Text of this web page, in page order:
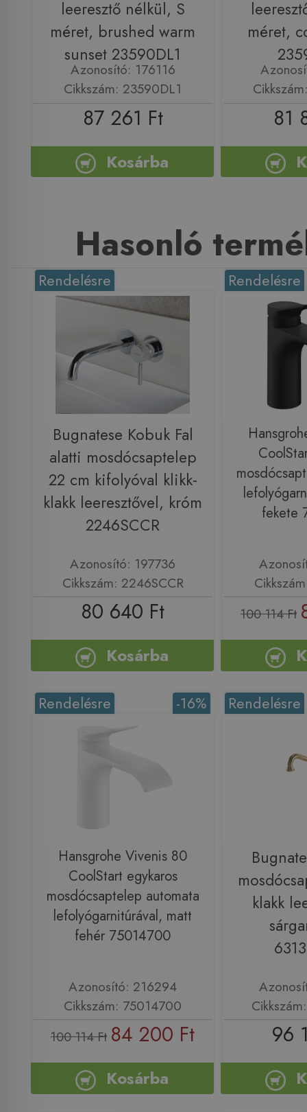
leeresztő nélkül, S
méret, brushed warm
sunset 23590DL1
Azonosító: 176116
Cikkszám: 23590DL1
87 261 Ft
Kosárba
méret,
81
Hasonló
Rendelésre
Bugnatese Kobuk Fal
alatti mosdócsaptelep
22 cm kifolyóval klikk-
klakk leeresztővel, króm
2246SCCR
Azonosító: 197736
Cikkszám: 2246SCCR
80 640 Ft
Kosárba
Rendelésre
fekete
100 114 Ft
-16%
Rendelésre
Hansgrohe Vivenis 80
CoolStart egykaros
mosdócsaptelep automata
lefolyógarnitúrával, matt
fehér 75014700
Azonosító: 216294
Cikkszám: 75014700
100 114 Ft 84 200 Ft
Kosárba
Rendelésre
klakk
96